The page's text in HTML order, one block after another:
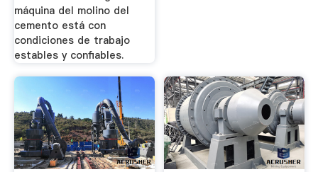
máquina del molino del
cemento está con
condiciones de trabajo
estables y confiables.